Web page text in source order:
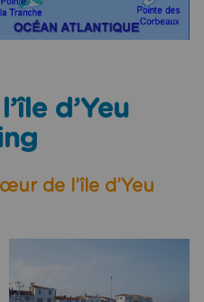
d’Yeu
de l’île d’Yeu